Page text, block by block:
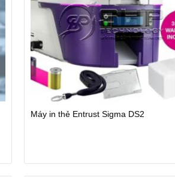
Máy in thẻ Entrust Sigma DS2